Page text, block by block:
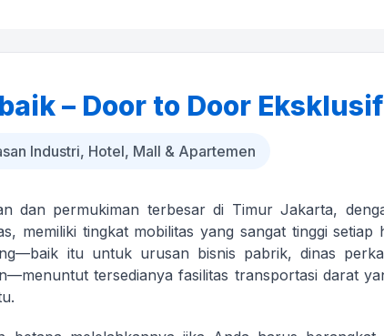
– Door to Door Eksklusif
Industri, Hotel, Mall & Apartemen
dan permukiman terbesar di Timur Jakarta,
memiliki tingkat mobilitas yang sangat tinggi setiap
itu untuk urusan bisnis pabrik, dinas
tersedianya fasilitas transportasi darat